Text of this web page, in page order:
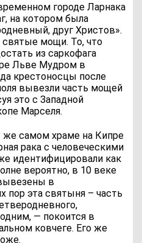
городе Ларнака
на котором была
друг Христов».
святые мощи. То, что
из саркофага
Льве Мудром в
крестоносцы после
вывезли часть мощей
это с Западной
Марселя.
же самом храме на Кипре
рака с человеческими
идентифицировали как
вероятно, в 10 веке
в
пор эта святыня – часть
— покоится в
ковчеге. Его же